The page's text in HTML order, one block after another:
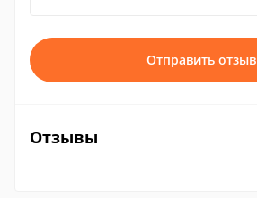
Отправить отзыв
Отзывы